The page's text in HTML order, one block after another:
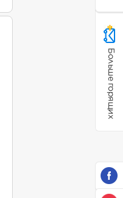
Больше горящих